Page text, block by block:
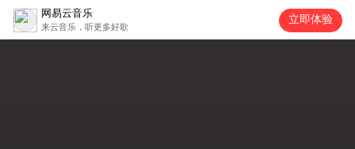
网易云音乐
来云音乐，听更多好歌
立即体验